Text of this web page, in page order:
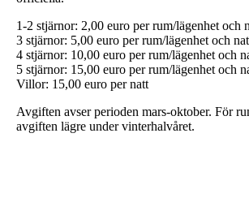
1-2 stjärnor: 2,00 euro per rum/lägenhet och
3 stjärnor: 5,00 euro per rum/lägenhet och
4 stjärnor: 10,00 euro per rum/lägenhet och
5 stjärnor: 15,00 euro per rum/lägenhet och
Villor: 15,00 euro per natt
Avgiften avser perioden mars-oktober. För
avgiften lägre under vinterhalvåret.